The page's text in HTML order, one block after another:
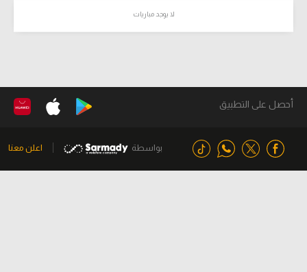
لا يوجد مباريات
أحصل على التطبيق
بواسطة اعلن معنا